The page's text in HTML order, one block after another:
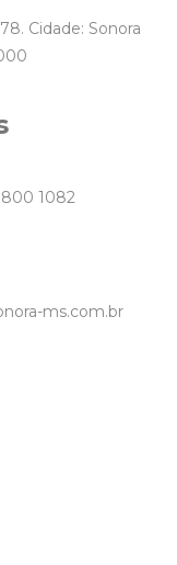
Cidade: Sonora
1082
ms.com.br